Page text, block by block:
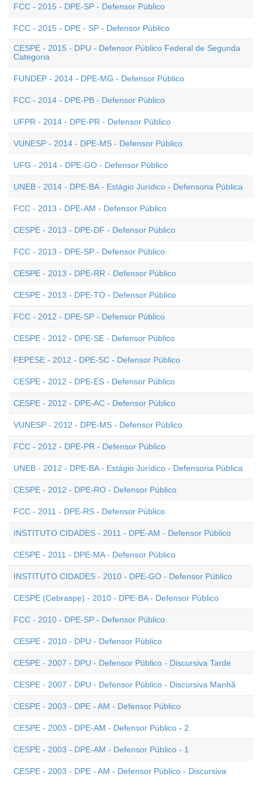
FCC - 2015 - DPE-SP - Defensor Público
FCC - 2015 - DPE - SP - Defensor Público
CESPE - 2015 - DPU - Defensor Público Federal de Segunda
Categoria
FUNDEP - 2014 - DPE-MG - Defensor Público
FCC - 2014 - DPE-PB - Defensor Público
UFPR - 2014 - DPE-PR - Defensor Público
VUNESP - 2014 - DPE-MS - Defensor Público
UFG - 2014 - DPE-GO - Defensor Público
UNEB - 2014 - DPE-BA - Estágio Jurídico - Defensoria Pública
FCC - 2013 - DPE-AM - Defensor Público
CESPE - 2013 - DPE-DF - Defensor Público
FCC - 2013 - DPE-SP - Defensor Público
CESPE - 2013 - DPE-RR - Defensor Público
CESPE - 2013 - DPE-TO - Defensor Público
FCC - 2012 - DPE-SP - Defensor Público
CESPE - 2012 - DPE-SE - Defensor Público
FEPESE - 2012 - DPE-SC - Defensor Público
CESPE - 2012 - DPE-ES - Defensor Público
CESPE - 2012 - DPE-AC - Defensor Público
VUNESP - 2012 - DPE-MS - Defensor Público
FCC - 2012 - DPE-PR - Defensor Público
UNEB - 2012 - DPE-BA - Estágio Jurídico - Defensoria Pública
CESPE - 2012 - DPE-RO - Defensor Público
FCC - 2011 - DPE-RS - Defensor Público
INSTITUTO CIDADES - 2011 - DPE-AM - Defensor Público
CESPE - 2011 - DPE-MA - Defensor Público
INSTITUTO CIDADES - 2010 - DPE-GO - Defensor Público
CESPE (Cebraspe) - 2010 - DPE-BA - Defensor Público
FCC - 2010 - DPE-SP - Defensor Público
CESPE - 2010 - DPU - Defensor Público
CESPE - 2007 - DPU - Defensor Público - Discursiva Tarde
CESPE - 2007 - DPU - Defensor Público - Discursiva Manhã
CESPE - 2003 - DPE - AM - Defensor Público
CESPE - 2003 - DPE-AM - Defensor Público - 2
CESPE - 2003 - DPE-AM - Defensor Público - 1
CESPE - 2003 - DPE - AM - Defensor Público - Discursiva